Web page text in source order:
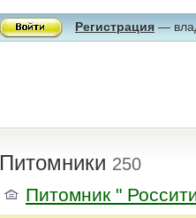
Регистрация —
Питомники 250
Питомник "